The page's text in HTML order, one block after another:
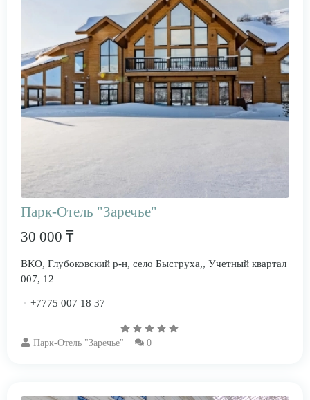
Парк-Отель "Заречье"
30 000 ₸
ВКО, Глубоковский р-н, село Быструха,, Учетный квартал
007, 12
+7775 007 18 37
Парк-Отель "Заречье" 0